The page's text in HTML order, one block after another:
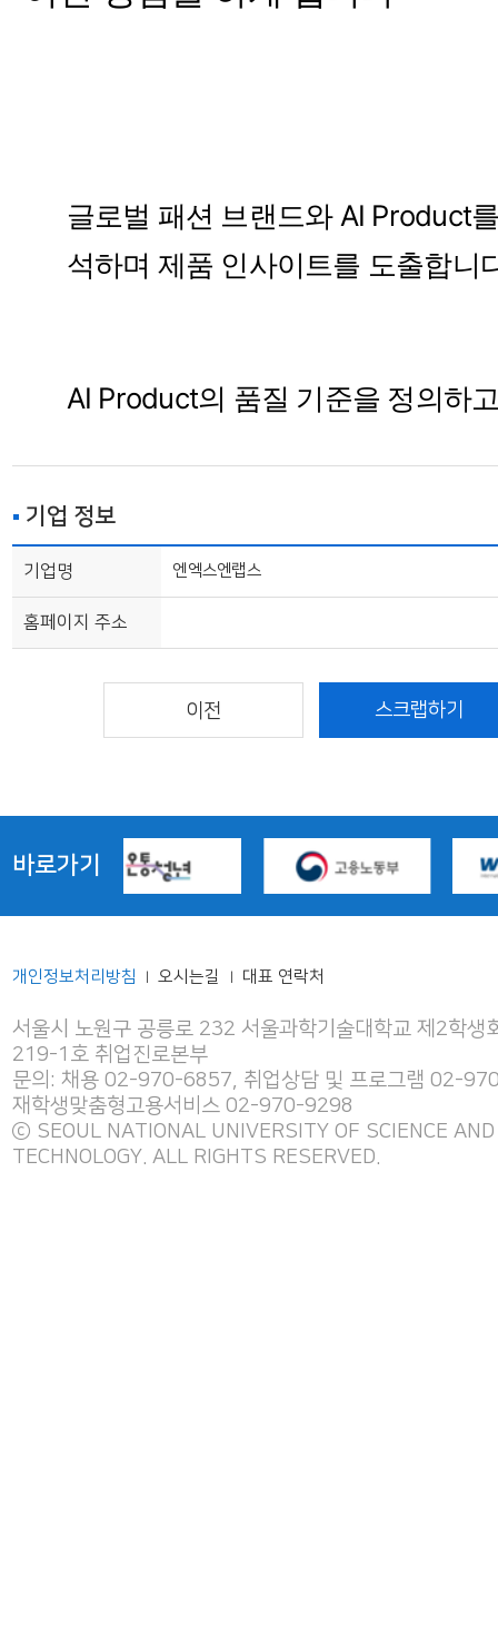
글로벌 패션 브랜드와 AI Product
석하며 제품 인사이트를 도출합니
AI Product의 품질 기준을 정의하
다.
실험 결과와 데이터를 분석하며 제
능을 지속적으로 개선합니다.
Product Spec(PRD)과 AI
획에 참여하며 실제 제품 개발을
니다
기업 정보
기업명 엔엑스엔랩스
홈페이지 주소
바로가기
개인정보처리방침 | 오시는길 | 대표 연락처
서울시 노원구 공릉로 232 서울과학기술대학교 제2학생
219-1호 취업진로본부
문의: 채용 02-970-6857, 취업상담 및 프로그램 02-
재학생맞춤형고용서비스 02-970-9298
ⓒ SEOUL NATIONAL UNIVERSITY OF SCIENCE AND
TECHNOLOGY. ALL RIGHTS RESERVED.